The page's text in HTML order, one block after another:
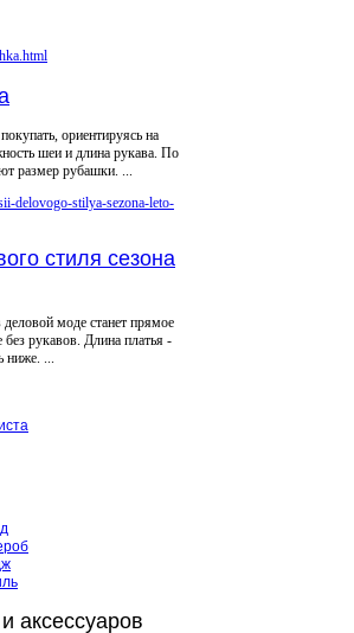
ориентируясь на
шеи и длина рукава. По
размер рубашки. ...
стиля сезона
моде станет прямое
без рукавов. Длина платья -
ниже. ...
аксессуаров